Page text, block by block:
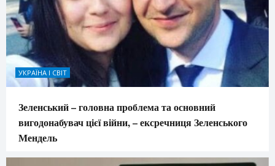
УКРАЇНА І СВІТ
Зеленський – головна проблема та основний
вигодонабувач цієї війни, – ексречниця Зеленського
Мендель